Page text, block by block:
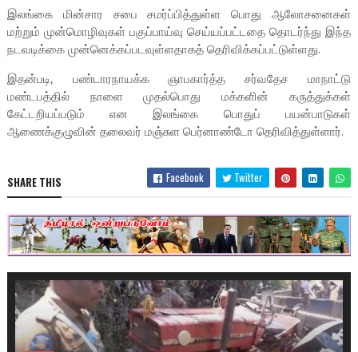
இலங்கை மின்சார சபை சமர்ப்பித்துள்ள பொது ஆலோசனைகள்
மற்றும் முன்மொழிவுகள் பகுப்பாய்வு செய்யப்பட்டதை தொடர்ந்து இந்த
நடவடிக்கை முன்னெக்கப்படவுள்ளதாகத் தெரிவிக்கப்பட்டுள்ளது.
இதன்படி, பண்டாரநாயக்க ஞாபகார்த்த சர்வதேச மாநாட்டு
மண்டபத்தில் நாளை முதல்பொது மக்களின் கருத்துக்கள்
கேட்டறியப்படும் என இலங்கை பொதுப் பயன்பாடுகள்
ஆணைக்குழுவின் தலைவர் மஞ்சுள பெர்னாண்டோ தெரிவித்துள்ளார்.
SHARE THIS Facebook Twitter